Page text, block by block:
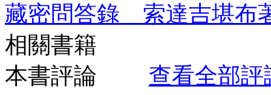
藏密問答錄 索達吉堪布
相關書籍
本書評論
查看全部評